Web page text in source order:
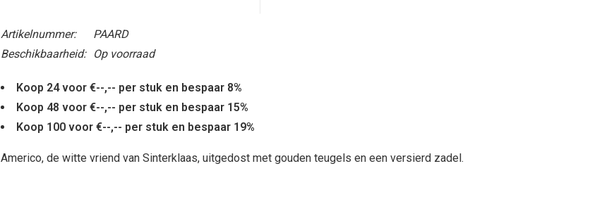
Artikelnummer:
PAARD
Beschikbaarheid:
Op voorraad
Koop 24 voor €--,-- per stuk en bespaar 8%
Koop 48 voor €--,-- per stuk en bespaar 15%
Koop 100 voor €--,-- per stuk en bespaar 19%
Americo, de witte vriend van Sinterklaas, uitgedost met gouden teugels en een versierd zadel.